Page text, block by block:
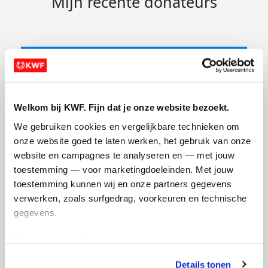
Welkom bij KWF. Fijn dat je onze website bezoekt.
We gebruiken cookies en vergelijkbare technieken om
onze website goed te laten werken, het gebruik van onze
website en campagnes te analyseren en — met jouw
toestemming — voor marketingdoeleinden. Met jouw
toestemming kunnen wij en onze partners gegevens
verwerken, zoals surfgedrag, voorkeuren en technische
gegevens.
Details tonen
€30.75
dewi en Mams
Wat super! Succes mop🍀